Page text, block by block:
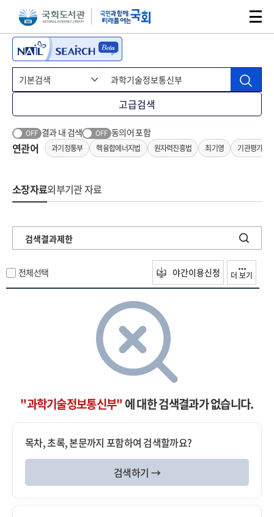
본문 바로가기주메뉴 바로가기
고급검색
OFF 결과 내 검색 OFF 동의어 포함
연관어 과기정통부 핵융합에너지법 원자력진흥법 최기영 기관평가
소장자료외부기관 자료
검색결과제한
전체선택 야간이용신청 더 보기
"과학기술정보통신부"에 대한 검색결과가 없습니다.
목차, 초록, 본문까지 포함하여 검색할까요?
검색하기 →